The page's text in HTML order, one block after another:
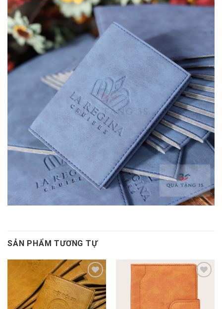
SẢN PHẨM TƯƠNG TỰ
Add to
Wishlist
Add to
Wishlist